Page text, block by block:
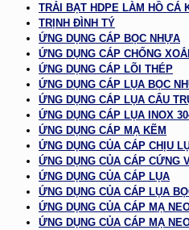
TRẢI BẠT HDPE LÀM HỒ CÁ
TRỊNH ĐÌNH TÝ
ỨNG DỤNG CÁP BỌC NHỰA
ỨNG DỤNG CÁP CHỐNG
ỨNG DỤNG CÁP LÕI THÉP
ỨNG DỤNG CÁP LỤA BỌC
ỨNG DỤNG CÁP LỤA CẨU
ỨNG DỤNG CÁP LỤA INOX
ỨNG DỤNG CÁP MẠ KẼM
ỨNG DỤNG CỦA CÁP CHỊU
ỨNG DỤNG CỦA CÁP CỨNG
ỨNG DỤNG CỦA CÁP LỤA
ỨNG DỤNG CỦA CÁP LỤA
ỨNG DỤNG CỦA CÁP MẠ
ỨNG DỤNG CỦA CÁP MẠ